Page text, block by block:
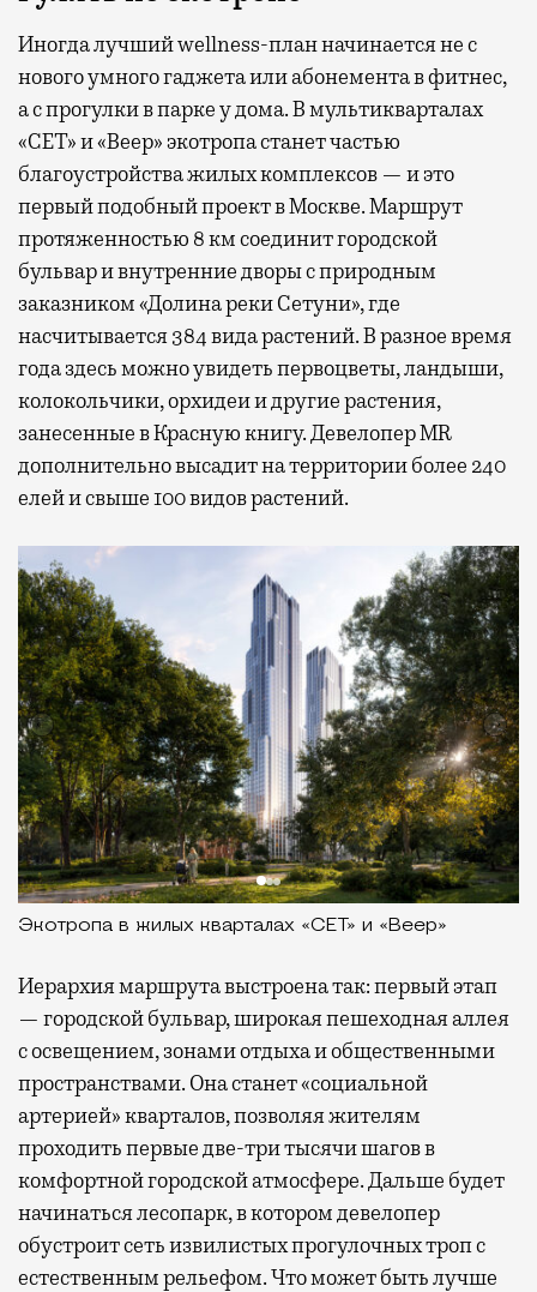
Иногда лучший wellness-план начинается не с
нового умного гаджета или абонемента в фитнес,
а с прогулки в парке у дома. В мультикварталах
«СЕТ» и «Веер» экотропа станет частью
благоустройства жилых комплексов — и это
первый подобный проект в Москве. Маршрут
протяженностью 8 км соединит городской
бульвар и внутренние дворы с природным
заказником «Долина реки Сетуни», где
насчитывается 384 вида растений. В разное время
года здесь можно увидеть первоцветы, ландыши,
колокольчики, орхидеи и другие растения,
занесенные в Красную книгу. Девелопер MR
дополнительно высадит на территории более 240
елей и свыше 100 видов растений.
Экотропа в жилых кварталах «СЕТ» и «Веер»
Иерархия маршрута выстроена так: первый этап
— городской бульвар, широкая пешеходная аллея
с освещением, зонами отдыха и общественными
пространствами. Она станет «социальной
артерией» кварталов, позволяя жителям
проходить первые две-три тысячи шагов в
комфортной городской атмосфере. Дальше будет
начинаться лесопарк, в котором девелопер
обустроит сеть извилистых прогулочных троп с
естественным рельефом. Что может быть лучше